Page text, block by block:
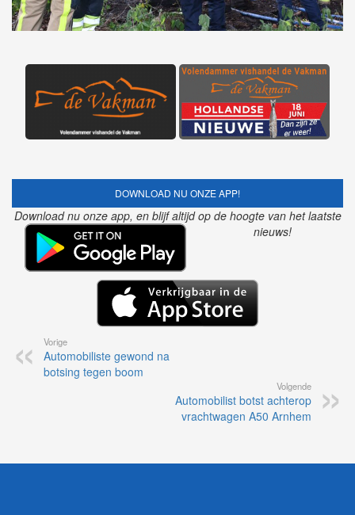
DOWNLOAD NU ONZE APP!
Download nu onze app, en blijf altijd op de hoogte van het laatste
nieuws!
Vorige
Automobiliste gewond na
botsing tegen boom
Volgende
Automobilist botst achterop
vrachtwagen A50 Arnhem